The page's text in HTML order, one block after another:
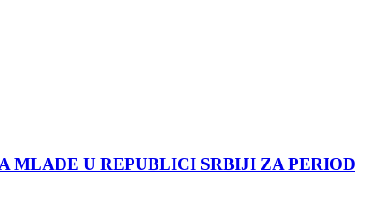
MLADE U REPUBLICI SRBIJI ZA PERIOD